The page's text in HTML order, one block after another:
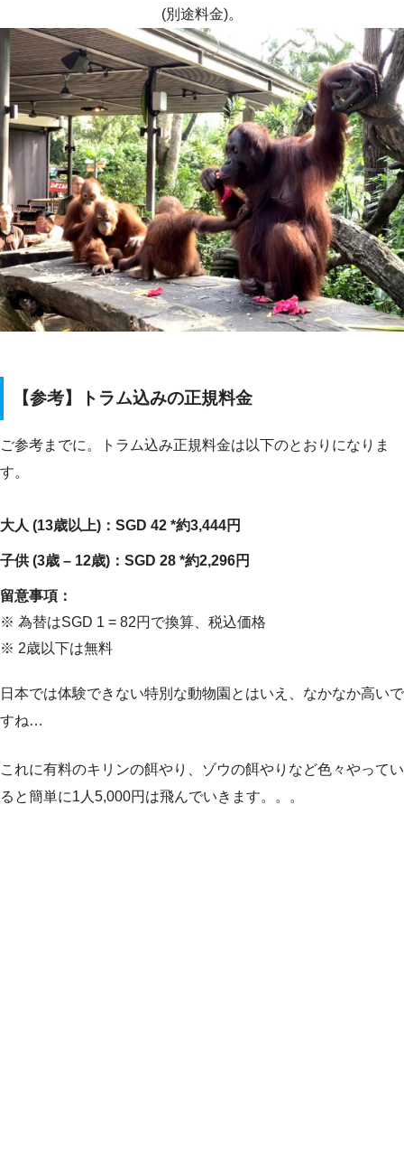
(別途料金)。
【参考】トラム込みの正規料金
ご参考までに。トラム込み正規料金は以下のとおりになりま
す。
大人 (13歳以上)：SGD 42 *約3,444円
子供 (3歳 – 12歳)：SGD 28 *約2,296円
留意事項：
※ 為替はSGD 1 = 82円で換算、税込価格
※ 2歳以下は無料
日本では体験できない特別な動物園とはいえ、なかなか高いで
すね…
これに有料のキリンの餌やり、ゾウの餌やりなど色々やってい
ると簡単に1人5,000円は飛んでいきます。。。